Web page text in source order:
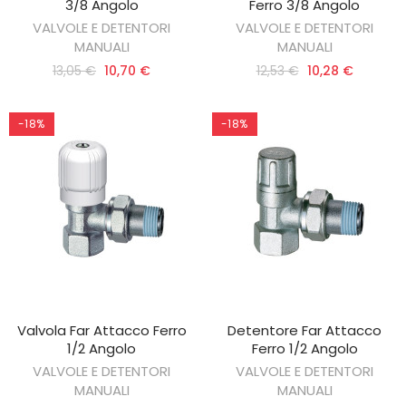
3/8 Angolo
VALVOLE E DETENTORI
MANUALI
13,05 € 10,70 €
Ferro 3/8 Angolo
VALVOLE E DETENTORI
MANUALI
12,53 € 10,28 €
-18%
AGGIUNGI AL CARRELLO
Valvola Far Attacco Ferro
1/2 Angolo
VALVOLE E DETENTORI
MANUALI
-18%
AGGIUNGI AL CARRELLO
Detentore Far Attacco
Ferro 1/2 Angolo
VALVOLE E DETENTORI
MANUALI